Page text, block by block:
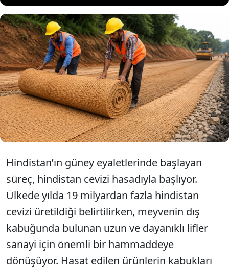
Hindistan’da mühendisler, her yıl milyonlarca ton
üretilen hindistan cevizinin kabuklarını altyapı
projelerinde değerlendiren sıra dışı bir yöntem
geliştiriyor. Normalde tarımsal atık olarak görülen
hindistan cevizi lifleri, özel işlemlerden geçirilerek
geotekstil kumaşa dönüştürülüyor ve özellikle
yoğun yağış alan bölgelerde inşa edilen yolların
temelinde kullanılıyor.
Hindistan’ın güney eyaletlerinde başlayan
süreç, hindistan cevizi hasadıyla başlıyor.
Ülkede yılda 19 milyardan fazla hindistan
cevizi üretildiği belirtilirken, meyvenin dış
kabuğunda bulunan uzun ve dayanıklı lifler
sanayi için önemli bir hammaddeye
dönüşüyor. Hasat edilen ürünlerin kabukları